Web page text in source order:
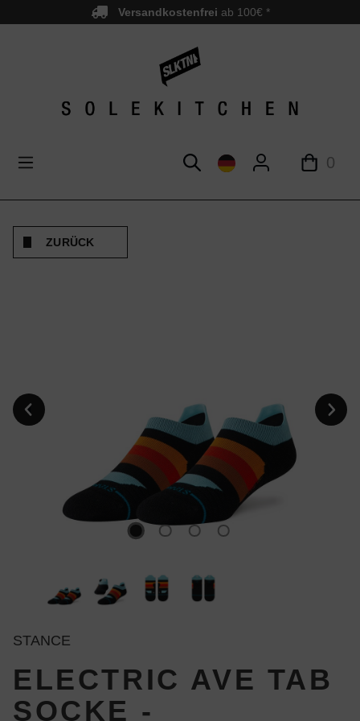
springen Versandkostenfrei ab 100€ *
0
ZURÜCK
STANCE
ELECTRIC AVE TAB
SOCKE -